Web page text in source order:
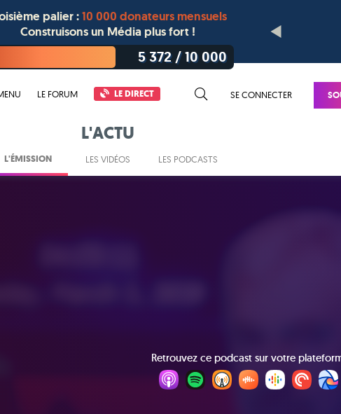
palier :10 000 donateurs mensuels
Construisons un Média plus fort !
5 372/10 000
LE FORUM LE DIRECT SE CONNECTER
L'ACTU
L'ÉMISSION LES VIDÉOS LES PODCASTS
Retrouvez ce podcast sur votre